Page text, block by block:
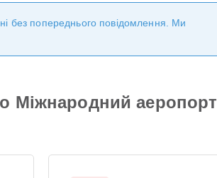
без попереднього повідомлення. Ми
Міжнародний аеропорт